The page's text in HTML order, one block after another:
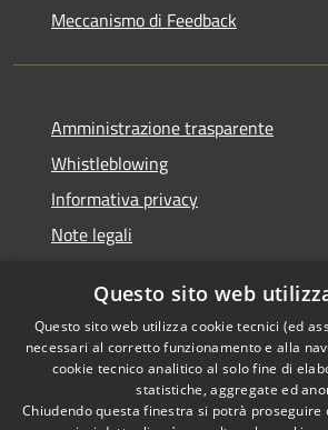
Meccanismo di Feedback
Amministrazione trasparente
Whistleblowing
Informativa privacy
Note legali
Segnalazioni di inaccessibilità
RSS
Questo sito web
Questo sito web utilizza cookie tecnici (ed
necessari al corretto funzionamento e alla
cookie tecnico analitico al solo fine di
statistiche, aggregate ed
Chiudendo questa finestra si potrà proseguire